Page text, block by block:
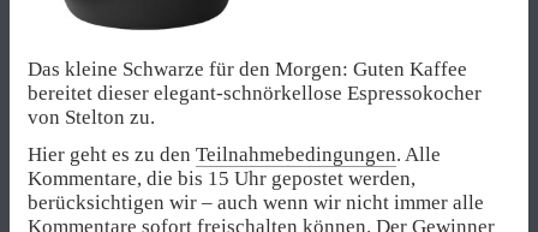
Das kleine Schwarze für den Morgen: Guten Kaffee
bereitet dieser elegant-schnörkellose Espressokocher
von Stelton zu.
Hier geht es zu den Teilnahmebedingungen. Alle
Kommentare, die bis 15 Uhr gepostet werden,
berücksichtigen wir – auch wenn wir nicht immer alle
Kommentare sofort freischalten können. Der Gewinner